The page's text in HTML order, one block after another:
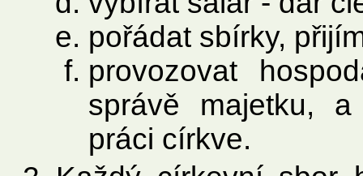
pořádat sbírky,
provozovat
správě majetku,
práci církve.